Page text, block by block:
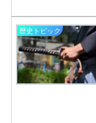
歴史トピック